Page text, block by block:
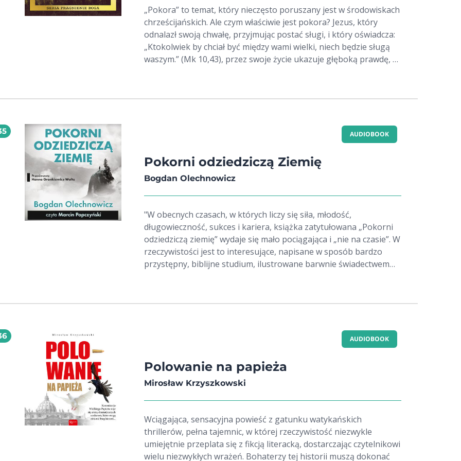
„Pokora” to temat, który nieczęsto poruszany jest w środowiskach
chrześcijańskich. Ale czym właściwie jest pokora? Jezus, który
odnalazł swoją chwałę, przyjmując postać sługi, i który oświadcza:
„Ktokolwiek by chciał być między wami wielki, niech będzie sługą
waszym.” (Mk 10,43), przez swoje życie ukazuje głęboką prawdę, że
pozycję, odnajduje prawdziwą radość w trosce o potrzeby swego
Jezusa. Jedynie w niej osiągamy jako ludzie nasze prawdziwe
szlachectwo. Sprawdzając się w roli sług, urzeczywistniamy nasze
właściwe przeznaczenie, przypadające nam jako ludziom,
stworzonym na obraz Boga.
AUDIOBOOK
Pokorni odziedziczą Ziemię
Bogdan Olechnowicz
"W obecnych czasach, w których liczy się siła, młodość,
długowieczność, sukces i kariera, książka zatytułowana „Pokorni
odziedziczą ziemię” wydaje się mało pociągająca i „nie na czasie”. W
rzeczywistości jest to interesujące, napisane w sposób bardzo
przystępny, biblijne studium, ilustrowane barwnie świadectwem
pokazana została jako ustawiczna walka przeciwko temu, co
synonim wyniosłości, ale okazuje się kryć pod pozorem innych
cech, które na pierwszy rzut oka nie muszą się z nią kojarzyć.
Bardzo często pojawia się ona w formie narzekania, krytyki,
obmowie innych, chęci, aby samemu poczuć się lepiej i wyżej."
Hanna Gronkiewicz-Waltz
AUDIOBOOK
Polowanie na papieża
Mirosław Krzyszkowski
Wciągająca, sensacyjna powieść z gatunku watykańskich
thrillerów, pełna tajemnic, w której rzeczywistość niezwykle
umiejętnie przeplata się z fikcją literacką, dostarczając czytelnikowi
wielu niezwykłych wrażeń. Bohaterzy tej historii muszą dokonać